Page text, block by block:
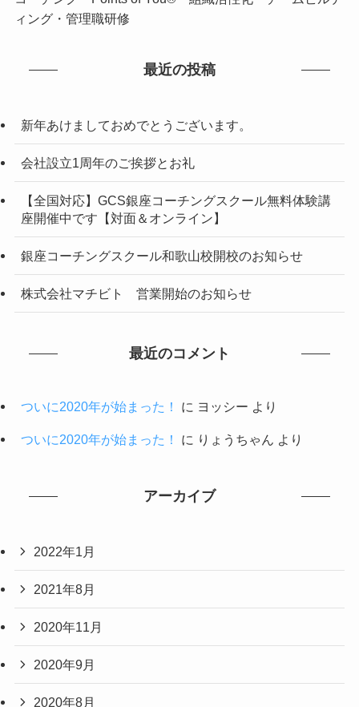
ィング・管理職研修
最近の投稿
新年あけましておめでとうございます。
会社設立1周年のご挨拶とお礼
【全国対応】GCS銀座コーチングスクール無料体験講
座開催中です【対面＆オンライン】
銀座コーチングスクール和歌山校開校のお知らせ
株式会社マチビト 営業開始のお知らせ
最近のコメント
ついに2020年が始まった！ に ヨッシー より
ついに2020年が始まった！ に りょうちゃん より
アーカイブ
2022年1月
2021年8月
2020年11月
2020年9月
2020年8月